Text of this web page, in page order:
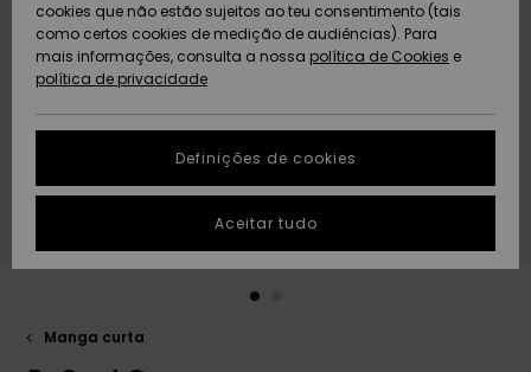
Artigos
recém-
chegados
Coleções
Artigos
recém-
chegados
Highlights
Community
AJUDA
Protecção de
dados
Guia de
tamanhos
conversa para
obteres a
resposta mais
rápida à tua
SUSTAINABILITY
PRESENTE
DESEJO
Manga curta
cookies que não estão sujeitos ao teu consentimento (tais
como certos cookies de medição de audiências). Para
mais informações, consulta a nossa política de Cookies e
política de privacidade
Definições de cookies
Aceitar tudo